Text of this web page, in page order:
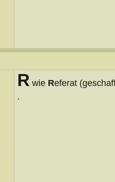
R wie Referat
.